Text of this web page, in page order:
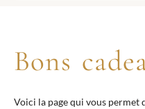
Bons
Voici la page qui vous